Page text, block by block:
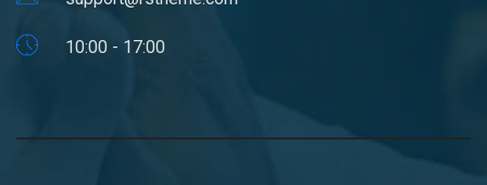
10:00 - 17:00